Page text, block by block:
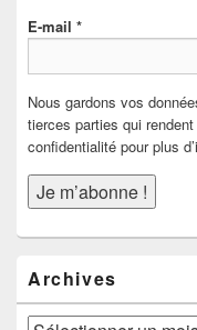
E-mail *
Nous gardons vos
tierces parties qui
confidentialité pour plus
Archives